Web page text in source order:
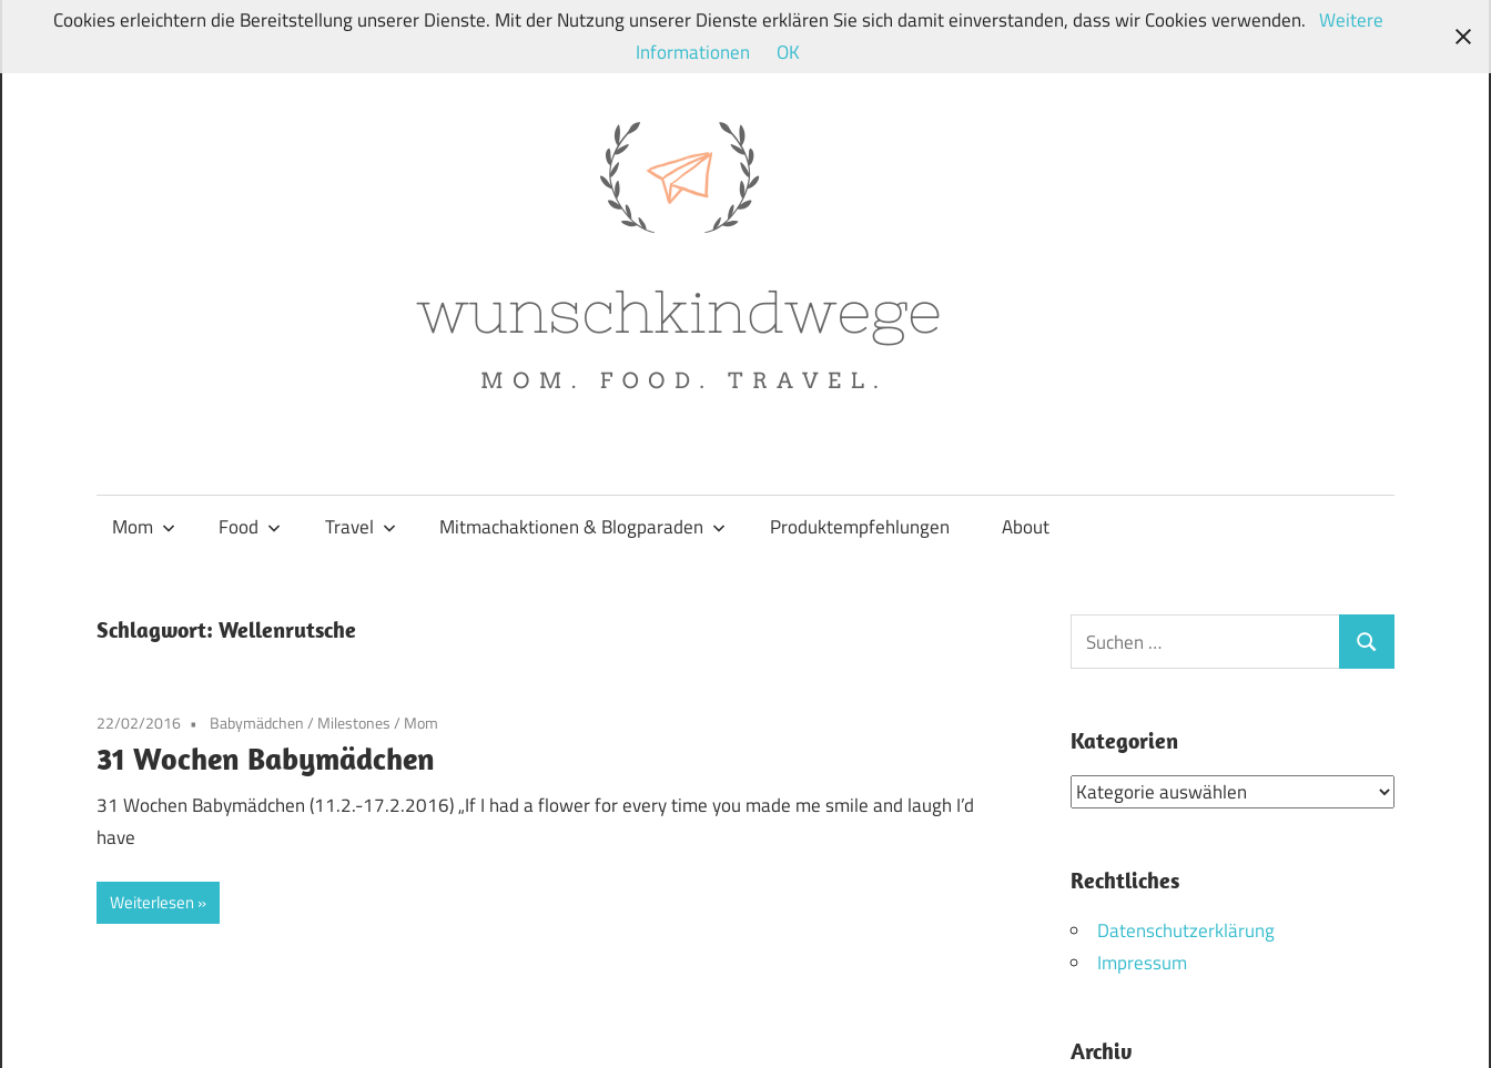
Zum
ihren
Familien-,
Travelblog
Mom Food Travel Mitmachaktionen & Blogparaden Produktempfehlungen About
Schlagwort: Wellenrutsche
22/02/2016 Babymädchen/ Milestones/ Mom
31 Wochen Babymädchen
31 Wochen Babymädchen (11.2.-17.2.2016) „If I had a flower for every time you made me smile and laugh I’d
have
Weiterlesen
Suchen
nach:
Suchen
Kategorien
Kategorien
Rechtliches
Datenschutzerklärung
Impressum
Archiv
Cookies erleichtern die Bereitstellung unserer Dienste. Mit der Nutzung unserer Dienste erklären Sie sich damit einverstanden, dass wir Cookies verwenden. Weitere
Informationen
OK